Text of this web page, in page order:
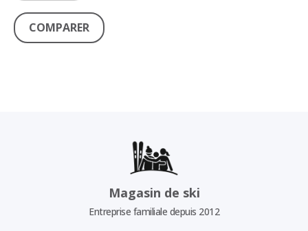
COMPARER
Magasin de ski
Entreprise familiale depuis 2012